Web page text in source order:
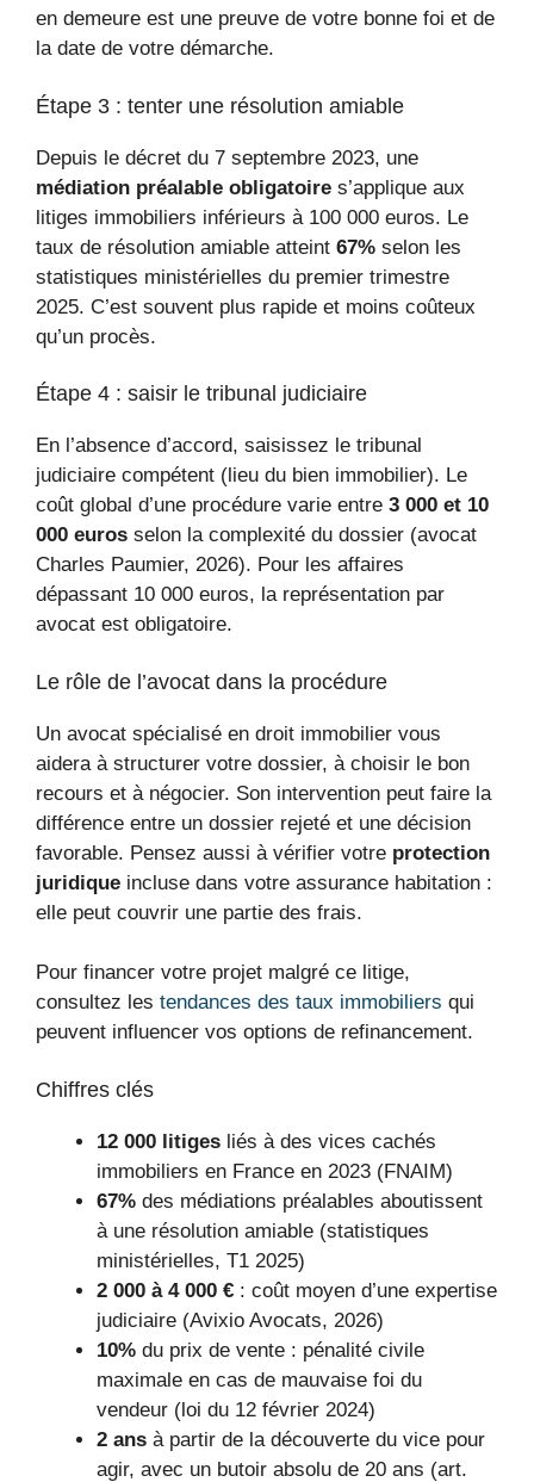
en demeure est une preuve de votre bonne foi et de
la date de votre démarche.
Étape 3 : tenter une résolution amiable
Depuis le décret du 7 septembre 2023, une
médiation préalable obligatoire s’applique aux
litiges immobiliers inférieurs à 100 000 euros. Le
taux de résolution amiable atteint 67% selon les
statistiques ministérielles du premier trimestre
2025. C’est souvent plus rapide et moins coûteux
qu’un procès.
Étape 4 : saisir le tribunal judiciaire
En l’absence d’accord, saisissez le tribunal
judiciaire compétent (lieu du bien immobilier). Le
coût global d’une procédure varie entre 3 000 et 10
000 euros selon la complexité du dossier (avocat
Charles Paumier, 2026). Pour les affaires
dépassant 10 000 euros, la représentation par
avocat est obligatoire.
Le rôle de l’avocat dans la procédure
Un avocat spécialisé en droit immobilier vous
aidera à structurer votre dossier, à choisir le bon
recours et à négocier. Son intervention peut faire la
différence entre un dossier rejeté et une décision
favorable. Pensez aussi à vérifier votre protection
juridique incluse dans votre assurance habitation :
elle peut couvrir une partie des frais.
Pour financer votre projet malgré ce litige,
consultez les tendances des taux immobiliers qui
peuvent influencer vos options de refinancement.
Chiffres clés
12 000 litiges liés à des vices cachés
immobiliers en France en 2023 (FNAIM)
67% des médiations préalables aboutissent
à une résolution amiable (statistiques
ministérielles, T1 2025)
2 000 à 4 000 € : coût moyen d’une expertise
judiciaire (Avixio Avocats, 2026)
10% du prix de vente : pénalité civile
maximale en cas de mauvaise foi du
vendeur (loi du 12 février 2024)
2 ans à partir de la découverte du vice pour
agir, avec un butoir absolu de 20 ans (art.